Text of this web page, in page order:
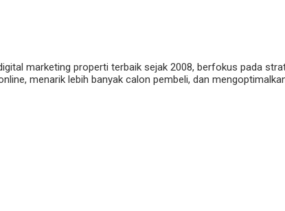
marketing properti terbaik sejak 2008, berfokus pada
menarik lebih banyak calon pembeli, dan